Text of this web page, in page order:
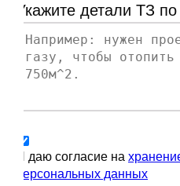
Укажите детали ТЗ по
Я даю согласие на
персональных данных